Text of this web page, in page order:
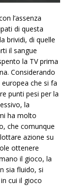
l’assenza
di questa
brividi, di quelle
il sangue
la TV prima
Considerando
che si fa
punti pesi per la
la
ha molto
che comunque
azione su
ottenere
il gioco, la
sia fluido, si
cui il gioco